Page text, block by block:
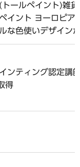
ールペイント)雑
イント ヨーロピア
な色使いデザイン
ンティング認定講
得